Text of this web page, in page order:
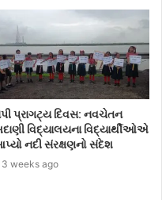
પ્રાગટ્ય દિવસ: નવચેતન
વિદ્યાલયના વિદ્યાર્થીઓએ
નદી સંરક્ષણનો સંદેશ
3 weeks ago